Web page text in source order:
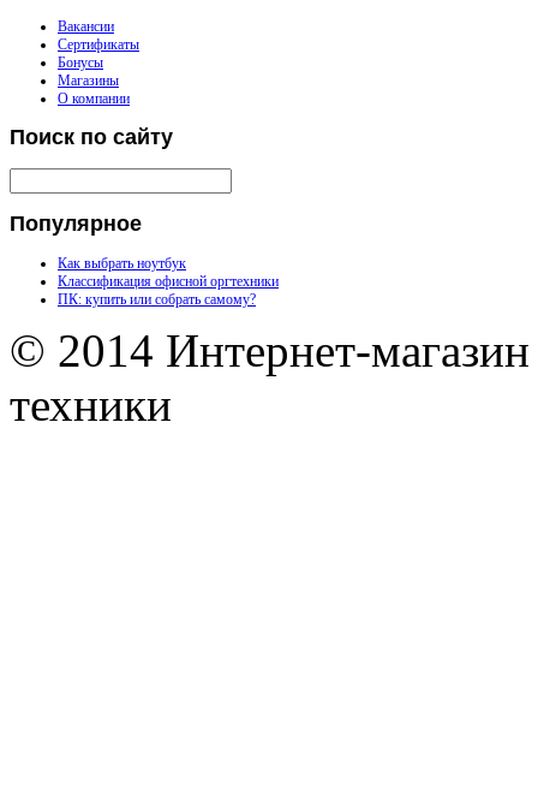
Вакансии
Сертификаты
Бонусы
Магазины
О компании
Поиск по сайту
Популярное
Как выбрать ноутбук
Классификация офисной оргтехники
ПК: купить или собрать самому?
© 2014 Интернет-
техники